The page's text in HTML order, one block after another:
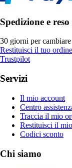
Spedizione e reso
30 giorni per cambiare
Restituisci il tuo ordine
Trustpilot
Servizi
Il mio account
Centro
Traccia il mio
Restituisci il
Codici sconto
Chi siamo